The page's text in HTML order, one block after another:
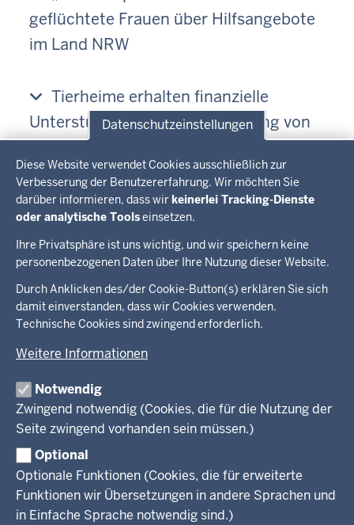
Datenschutzeinstellungen
Diese Website verwendet Cookies ausschließlich zur
Verbesserung der Benutzererfahrung. Wir möchten Sie
darüber informieren, dass wirkeinerlei Tracking-Dienste
oder analytische Toolseinsetzen.
Ihre Privatsphäre ist uns wichtig, und wir speichern keine
personenbezogenen Daten über Ihre Nutzung dieser Website.
Durch Anklicken des/der Cookie-Button(s) erklären Sie sich
damit einverstanden, dass wir Cookies verwenden.
Technische Cookies sind zwingend erforderlich.
Weitere Informationen
Notwendig
Zwingend notwendig (Cookies, die für die Nutzung der
Seite zwingend vorhanden sein müssen.)
Optional
Optionale Funktionen (Cookies, die für erweiterte
Funktionen wir Übersetzungen in andere Sprachen und
in Einfache Sprache notwendig sind.)
geflüchtete Frauen über Hilfsangebote
im Land NRW
Tierheime erhalten finanzielle
Unterstützung für die Versorgung von
mitgebrachten Ukraine-Heimtieren
Ukrainische Wörter rund um
Begrüßung und Kennenlernen
Inhalte
Im Überblick
Inhalt
in
der
Fußzeile
Menü
Ministerium
Kinder
Jugend
Familie
LSBTIQ*
Gleichstellung
Flucht
Presse
Pressemitteilungen
Pressekontakt
Fotos
RSS-Feeds
Service
Broschürenservice
Bibliothek
Newsletter
#WTFuture